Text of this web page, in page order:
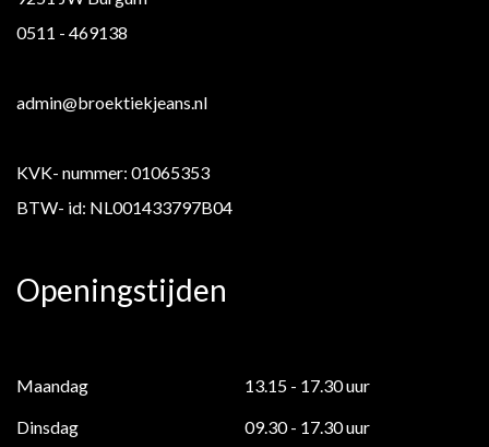
0511 - 469138
admin@broektiekjeans.nl
KVK- nummer: 01065353
BTW- id: NL001433797B04
Openingstijden
Maandag
13.15 - 17.30 uur
Dinsdag
09.30 - 17.30 uur